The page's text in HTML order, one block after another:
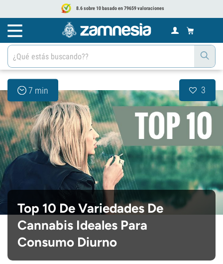
8.6 sobre 10 basado en 79659 valoraciones
7 min 3
Top 10 De Variedades De
Cannabis Ideales Para
Consumo Diurno